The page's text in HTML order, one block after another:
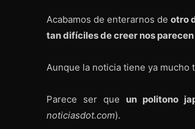
Acabamos de enterarnos deotro
tan difíciles de creer nos parecen
Aunque la noticia tiene ya mucho
Parece ser que un politono
noticiasdot.com).